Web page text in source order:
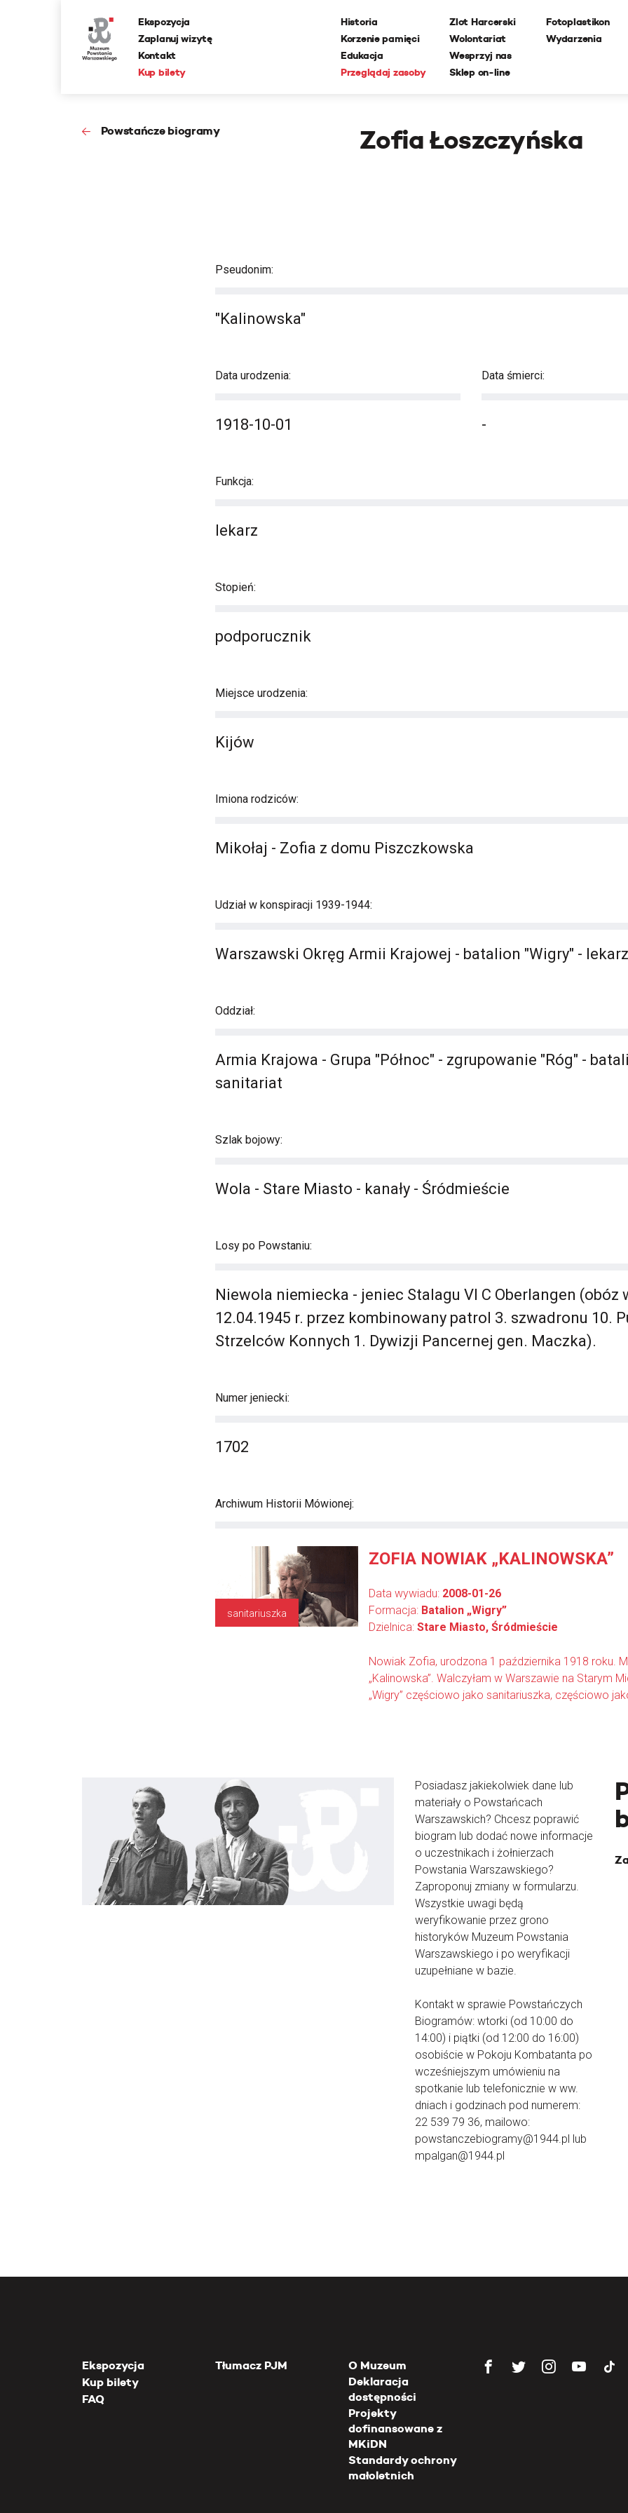
Ekspozycja
Zaplanuj wizytę
Kontakt
Kup bilety
Historia
Korzenie pamięci
Edukacja
Przeglądaj zasoby
Zlot Harcerski
Wolontariat
Wesprzyj nas
Sklep on-line
Fotoplastikon
Wydarzenia
Powstańcze biogramy Zofia Łoszczyńska
Pseudonim:
"Kalinowska"
Data urodzenia:
1918-10-01
Data śmierci:
-
Funkcja:
lekarz
Stopień:
podporucznik
Miejsce urodzenia:
Kijów
Imiona rodziców:
Mikołaj - Zofia z domu Piszczkowska
Udział w konspiracji 1939-1944:
Warszawski Okręg Armii Krajowej - batalion "Wigry" - lekarz
Oddział:
Armia Krajowa - Grupa "Północ" - zgrupowanie "Róg" -
sanitariat
Szlak bojowy:
Wola - Stare Miasto - kanały - Śródmieście
Losy po Powstaniu:
Niewola niemiecka - jeniec Stalagu VI C Oberlangen (obóz
12.04.1945 r. przez kombinowany patrol 3. szwadronu 10.
Strzelców Konnych 1. Dywizji Pancernej gen. Maczka).
Numer jeniecki:
1702
Archiwum Historii Mówionej:
sanitariuszka
ZOFIA NOWIAK „KALINOWSKA”
Data wywiadu: 2008-01-26
Formacja: Batalion „Wigry”
Dzielnica: Stare Miasto, Śródmieście
Nowiak Zofia, urodzona 1 października 1918 roku.
„Kalinowska”. Walczyłam w Warszawie na Starym
„Wigry” częściowo jako sanitariuszka, częściowo
Posiadasz jakiekolwiek dane lub
materiały o Powstańcach
Warszawskich? Chcesz poprawić
biogram lub dodać nowe informacje
o uczestnikach i żołnierzach
Powstania Warszawskiego?
Zaproponuj zmiany w formularzu.
Wszystkie uwagi będą
weryfikowanie przez grono
historyków Muzeum Powstania
Warszawskiego i po weryfikacji
uzupełniane w bazie.
Kontakt w sprawie Powstańczych
Biogramów: wtorki (od 10:00 do
14:00) i piątki (od 12:00 do 16:00)
osobiście w Pokoju Kombatanta po
wcześniejszym umówieniu na
spotkanie lub telefonicznie w ww.
dniach i godzinach pod numerem:
22 539 79 36, mailowo:
powstanczebiogramy@1944.pl lub
mpalgan@1944.pl
Ekspozycja
Kup bilety
FAQ
Tłumacz PJM
O Muzeum
Deklaracja
dostępności
Projekty
dofinansowane z
MKiDN
Standardy ochrony
małoletnich